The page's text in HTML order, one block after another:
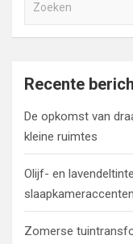
e
e
Recente
De opkomst van
kleine ruimtes
Olijf- en
slaapkameraccenten
Zomerse